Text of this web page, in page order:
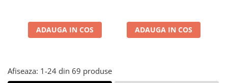
Gri/Negru
ADAUGA IN COS ADAUGA IN COS
Afiseaza: 1-24 din 69 produse